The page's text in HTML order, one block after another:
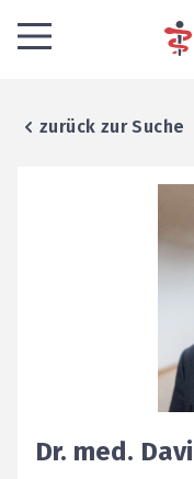
zurück zur Suche
Dr. med.